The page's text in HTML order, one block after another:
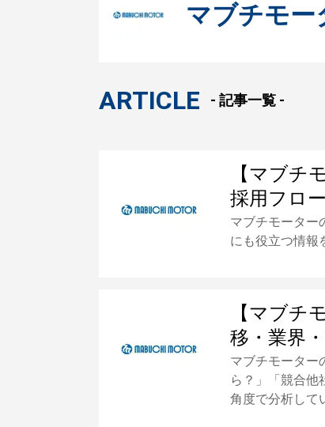
マブチモー
ARTICLE - 記事一覧 -
【マブチ
採用フロ
マブチモーター
にも役立つ情報
【マブチ
移・業界
マブチモーター
ら？」「競合他
角度で分析して